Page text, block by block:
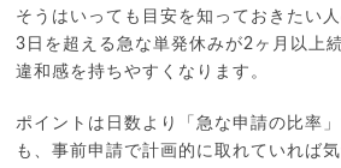
そうはいっても目安を知っておきたい
3日を超える急な単発休みが2ヶ月以上
違和感を持ちやすくなります。
ポイントは日数より「急な申請の比率
も、事前申請で計画的に取れていれば